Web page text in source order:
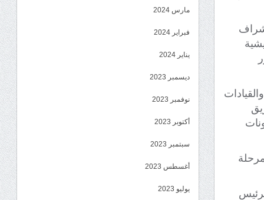
مارس 2024
فبراير 2024
يناير 2024
ديسمبر 2023
نوفمبر 2023
أكتوبر 2023
سبتمبر 2023
أغسطس 2023
يوليو 2023